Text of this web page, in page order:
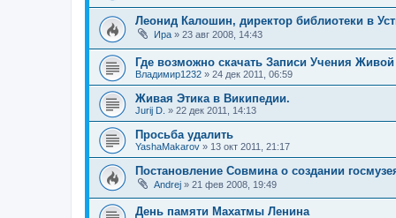
Леонид Калошин, директор библиотеки в
Ира » 23 авг 2008, 14:43
Где возможно скачать Записи Учения
Владимир1232 » 24 дек 2011, 06:59
Живая Этика в Википедии.
Jurij D. » 22 дек 2011, 14:13
Просьба удалить
YashaMakarov » 13 окт 2011, 21:17
Постановление Совмина о создании
Andrej » 21 фев 2008, 19:49
День памяти Махатмы Ленина